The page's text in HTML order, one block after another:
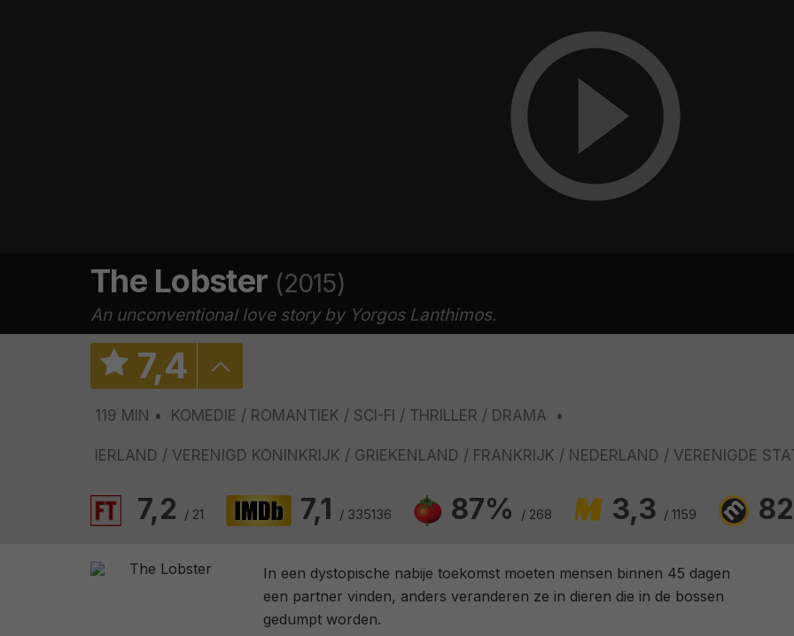
The Lobster (2015)
An unconventional love story by Yorgos Lanthimos.
7,4
119 MIN KOMEDIE ROMANTIEK SCI-FI THRILLER DRAMA
IERLAND VERENIGD KONINKRIJK GRIEKENLAND FRANKRIJK NEDERLAND VERENIGDE
7,2 / 21 7,1 / 335136 87% / 268 3,3 / 1159 82
In een dystopische nabije toekomst moeten mensen binnen 45 dagen
een partner vinden, anders veranderen ze in dieren die in de bossen
gedumpt worden.